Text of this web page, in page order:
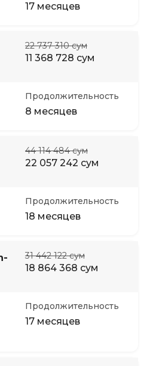
17 месяцев
22 737 310 сум
11 368 728 сум
Продолжительность
8 месяцев
44 114 484 сум
22 057 242 сум
Продолжительность
18 месяцев
31 442 122 сум
18 864 368 сум
Продолжительность
17 месяцев